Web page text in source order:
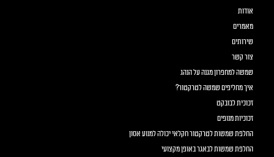
אודות
מאמרים
שירותים
צור קשר
שמשה למחפרון מגנה על הנהג
איך מחליפים שמשה לטרקטור?
זכוכית לבובקט
זכוכיות מנופים
החלפת שמשות לטרקטור חקלאי יכולה למנוע אסון
החלפת שמשות לבאגר באופן מקצועי